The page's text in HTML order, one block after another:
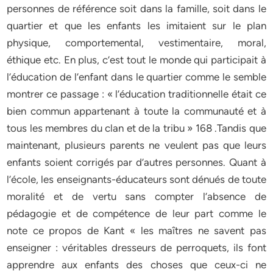
personnes de référence soit dans la famille, soit dans le
quartier et que les enfants les imitaient sur le plan
physique, comportemental, vestimentaire, moral,
éthique etc. En plus, c’est tout le monde qui participait à
l’éducation de l’enfant dans le quartier comme le semble
montrer ce passage : « l’éducation traditionnelle était ce
bien commun appartenant à toute la communauté et à
tous les membres du clan et de la tribu » 168 .Tandis que
maintenant, plusieurs parents ne veulent pas que leurs
enfants soient corrigés par d’autres personnes. Quant à
l’école, les enseignants-éducateurs sont dénués de toute
moralité et de vertu sans compter l’absence de
pédagogie et de compétence de leur part comme le
note ce propos de Kant « les maîtres ne savent pas
enseigner : véritables dresseurs de perroquets, ils font
apprendre aux enfants des choses que ceux-ci ne